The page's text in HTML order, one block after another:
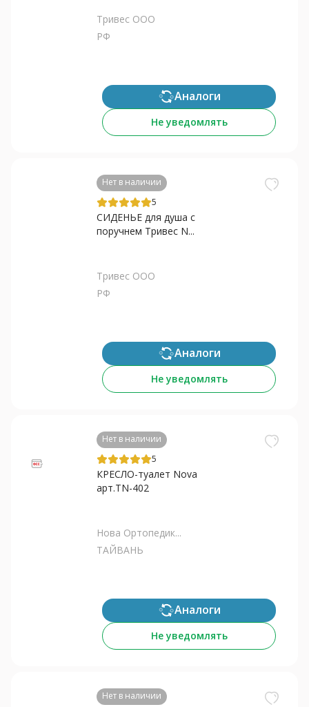
Тривес ООО
РФ
Аналоги
Не уведомлять
Нет в наличии
5
СИДЕНЬЕ для душа с
поручнем Тривес N...
Тривес ООО
РФ
Аналоги
Не уведомлять
Нет в наличии
5
КРЕСЛО-туалет Nova
арт.TN-402
Нова Ортопедик...
ТАЙВАНЬ
Аналоги
Не уведомлять
Нет в наличии